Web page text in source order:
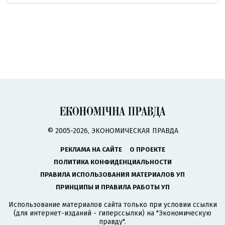
© 2005-2026, ЭКОНОМИЧЕСКАЯ ПРАВДА
РЕКЛАМА НА САЙТЕ
О ПРОЕКТЕ
ПОЛИТИКА КОНФИДЕНЦИАЛЬНОСТИ
ПРАВИЛА ИСПОЛЬЗОВАНИЯ МАТЕРИАЛОВ УП
ПРИНЦИПЫ И ПРАВИЛА РАБОТЫ УП
Использование материалов сайта только при условии ссылки
(для интернет-изданий - гиперссылки) на "Экономическую
правду".